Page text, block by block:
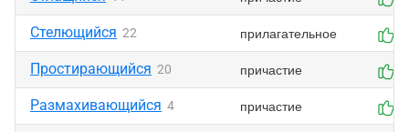
Стелющийся 22 прилагательное
Простирающийся 20 причастие
Размахивающийся 4 причастие